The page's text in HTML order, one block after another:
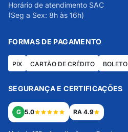
Horário de atendimento SAC
(Seg a Sex: 8h às 16h)
FORMAS DE PAGAMENTO
PIX CARTÃO DE CRÉDITO BOLETO
SEGURANÇA E CERTIFICAÇÕES
G 5.0 RA 4.9